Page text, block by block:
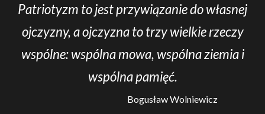
Patriotyzm to jest przywiązanie do własnej
ojczyzny, a ojczyzna to trzy wielkie rzeczy
wspólne: wspólna mowa, wspólna ziemia i
wspólna pamięć.
Bogusław Wolniewicz